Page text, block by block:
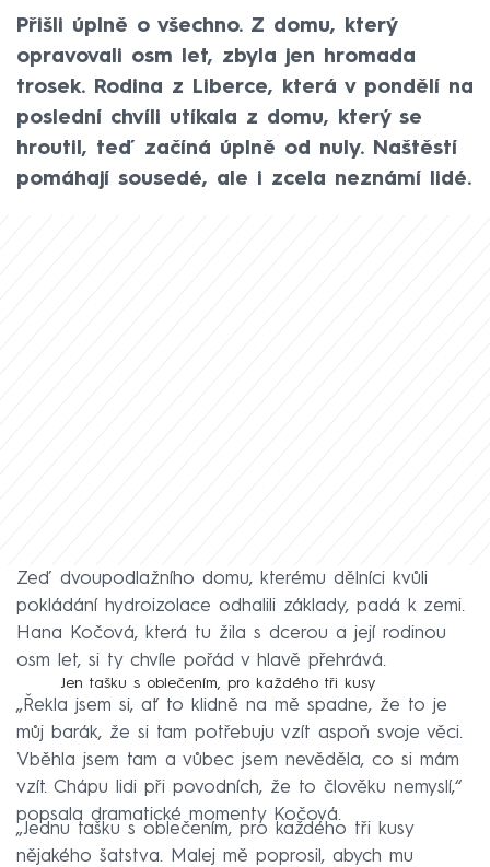
Přišli úplně o všechno. Z domu, který
opravovali osm let, zbyla jen hromada
trosek. Rodina z Liberce, která v pondělí na
poslední chvíli utíkala z domu, který se
hroutil, teď začíná úplně od nuly. Naštěstí
pomáhají sousedé, ale i zcela neznámí lidé.
Zeď dvoupodlažního domu, kterému dělníci kvůli
pokládání hydroizolace odhalili základy, padá k zemi.
Hana Kočová, která tu žila s dcerou a její rodinou
osm let, si ty chvíle pořád v hlavě přehrává.
Jen tašku s oblečením, pro každého tři kusy
„Řekla jsem si, ať to klidně na mě spadne, že to je
můj barák, že si tam potřebuju vzít aspoň svoje věci.
Vběhla jsem tam a vůbec jsem nevěděla, co si mám
vzít. Chápu lidi při povodních, že to člověku nemyslí,“
popsala dramatické momenty Kočová.
„Jednu tašku s oblečením, pro každého tři kusy
nějakého šatstva. Malej mě poprosil, abych mu